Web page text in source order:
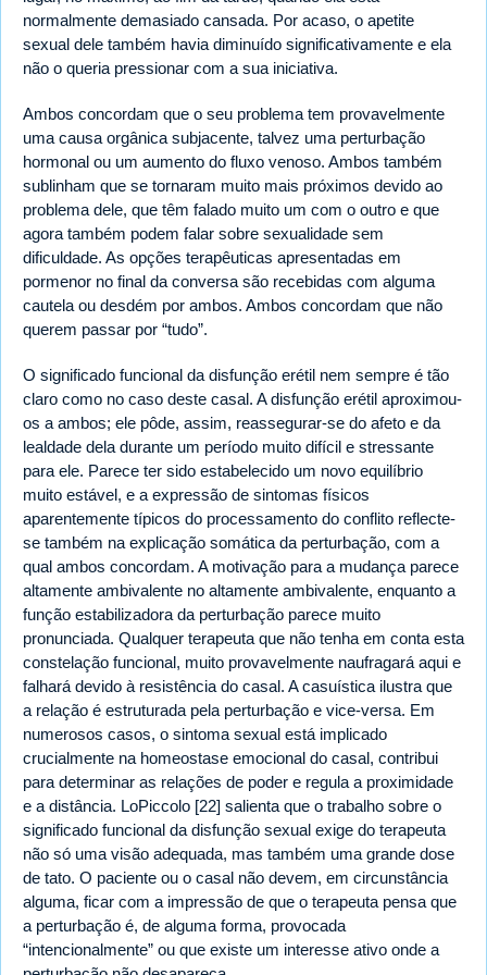
normalmente demasiado cansada. Por acaso, o apetite
sexual dele também havia diminuído significativamente e ela
não o queria pressionar com a sua iniciativa.
Ambos concordam que o seu problema tem provavelmente
uma causa orgânica subjacente, talvez uma perturbação
hormonal ou um aumento do fluxo venoso. Ambos também
sublinham que se tornaram muito mais próximos devido ao
problema dele, que têm falado muito um com o outro e que
agora também podem falar sobre sexualidade sem
dificuldade. As opções terapêuticas apresentadas em
pormenor no final da conversa são recebidas com alguma
cautela ou desdém por ambos. Ambos concordam que não
querem passar por “tudo”.
O significado funcional da disfunção erétil nem sempre é tão
claro como no caso deste casal. A disfunção erétil aproximou-
os a ambos; ele pôde, assim, reassegurar-se do afeto e da
lealdade dela durante um período muito difícil e stressante
para ele. Parece ter sido estabelecido um novo equilíbrio
muito estável, e a expressão de sintomas físicos
aparentemente típicos do processamento do conflito reflecte-
se também na explicação somática da perturbação, com a
qual ambos concordam. A motivação para a mudança parece
altamente ambivalente no altamente ambivalente, enquanto a
função estabilizadora da perturbação parece muito
pronunciada. Qualquer terapeuta que não tenha em conta esta
constelação funcional, muito provavelmente naufragará aqui e
falhará devido à resistência do casal. A casuística ilustra que
a relação é estruturada pela perturbação e vice-versa. Em
numerosos casos, o sintoma sexual está implicado
crucialmente na homeostase emocional do casal, contribui
para determinar as relações de poder e regula a proximidade
e a distância. LoPiccolo [22] salienta que o trabalho sobre o
significado funcional da disfunção sexual exige do terapeuta
não só uma visão adequada, mas também uma grande dose
de tato. O paciente ou o casal não devem, em circunstância
alguma, ficar com a impressão de que o terapeuta pensa que
a perturbação é, de alguma forma, provocada
“intencionalmente” ou que existe um interesse ativo onde a